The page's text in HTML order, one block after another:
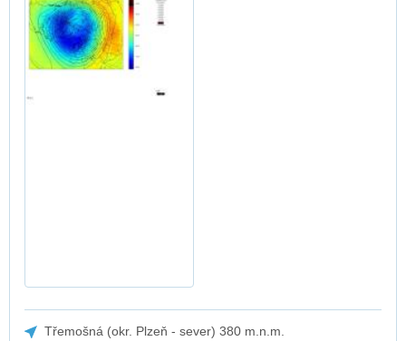
Třemošná (okr. Plzeň - sever) 380 m.n.m.